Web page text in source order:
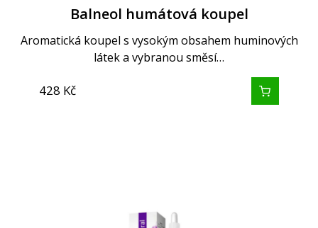
Balneol humátová koupel
Aromatická koupel s vysokým obsahem huminových
látek a vybranou směsí…
428 Kč